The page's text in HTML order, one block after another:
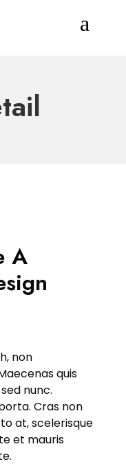
a
A
non
quis
nunc.
Cras non
at, scelerisque
et mauris